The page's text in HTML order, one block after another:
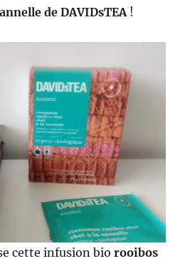
de DAVIDsTEA !
cette infusion biorooibos